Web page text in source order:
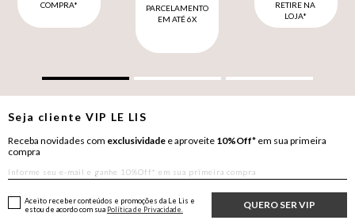
COMPRA*
PARCELAMENTO
EM ATÉ 6X
RETIRE NA
LOJA*
Seja clienteVIP LE LIS
Receba novidades com exclusividade e aproveite 10%Off* em sua primeira
compra
QUERO SER VIP
Aceito receber conteúdos e promoções da Le Lis e
estou de acordo com sua Política de Privacidade.